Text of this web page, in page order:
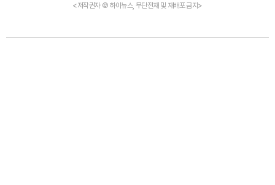
<저작권자 © 하이뉴스, 무단전재 및 재배포 금지>